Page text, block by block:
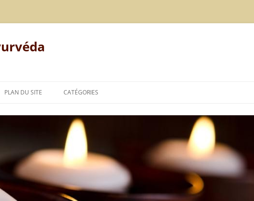
PLAN DU SITE CATÉGORIES
ALIMENTATION
REPOS
LE POINT DE VUE DE L’AYURVÉDA
TECHNIQUES DE L’AYURVÉDA